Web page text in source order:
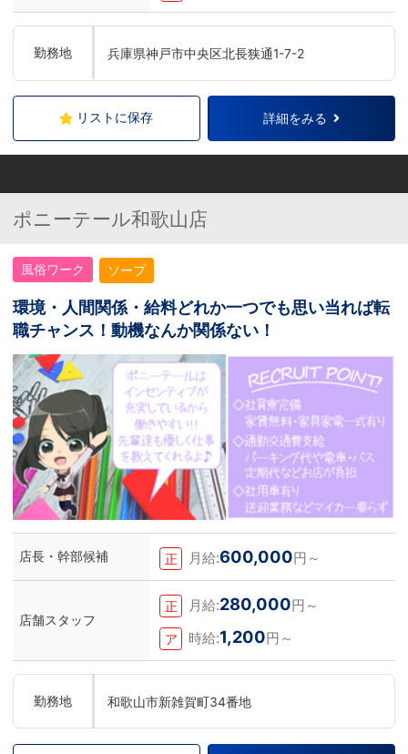
勤務地 兵庫県神戸市中央区北長狭通1-7-2
リストに保存 詳細をみる
ポニーテール和歌山店
風俗ワーク ソープ
環境・人間関係・給料どれか一つでも思い当れば転
職チャンス！動機なんか関係ない！
店長・幹部候補 正 月給:600,000円～
店舗スタッフ
正 月給:280,000円～
ア 時給:1,200円～
勤務地 和歌山市新雑賀町34番地